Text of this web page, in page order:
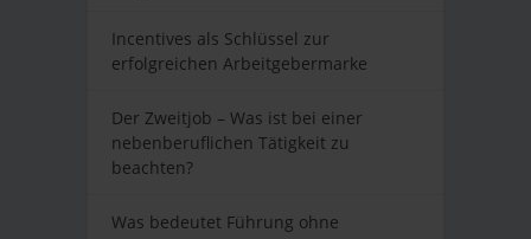
Incentives als Schlüssel zur
erfolgreichen Arbeitgebermarke
Der Zweitjob – Was ist bei einer
nebenberuflichen Tätigkeit zu
beachten?
Was bedeutet Führung ohne